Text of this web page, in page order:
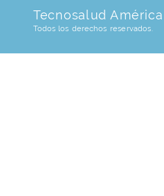
Tecnosalud América
Todos los derechos reservados.